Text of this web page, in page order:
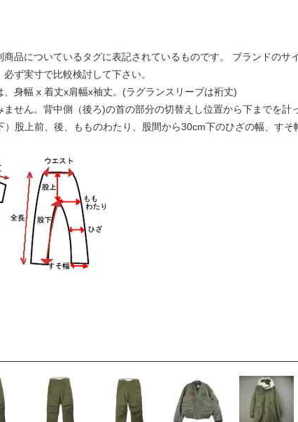
品についているタグに表記されているものです。 ブランドのサ
ず実寸で比較検討して下さい。
身幅 x 着丈x肩幅x袖丈。(ラグランスリーブは裄丈)
せん。背中側（後ろ)の首の部分の切替えし位置から下までを計
股上前、後、もものわたり、股間から30cm下のひざの幅、す